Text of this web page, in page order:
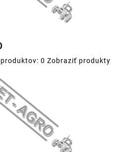
0 Zobraziť produkty